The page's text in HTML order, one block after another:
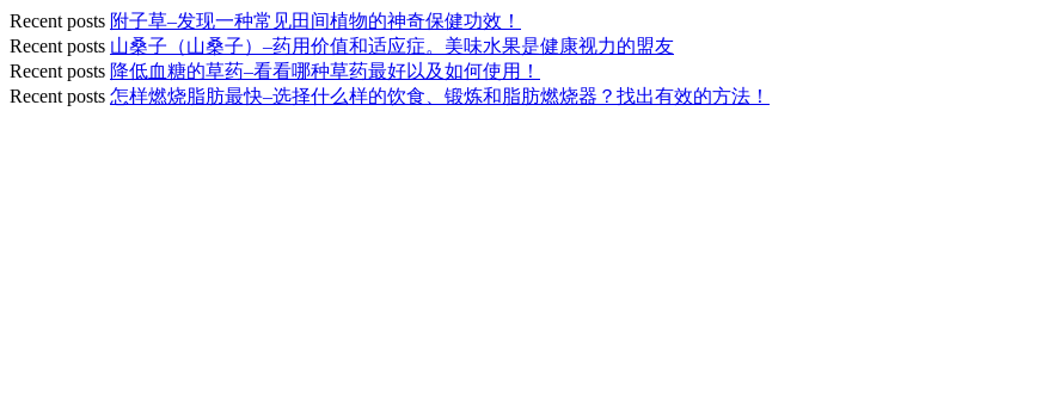
Recent posts 附子草–发现一种常见田间植物的神奇保健功效！
Recent posts 山桑子（山桑子）–药用价值和适应症。美味水果是健康视力的盟友
Recent posts 降低血糖的草药–看看哪种草药最好以及如何使用！
Recent posts 怎样燃烧脂肪最快–选择什么样的饮食、锻炼和脂肪燃烧器？找出有效的方法！